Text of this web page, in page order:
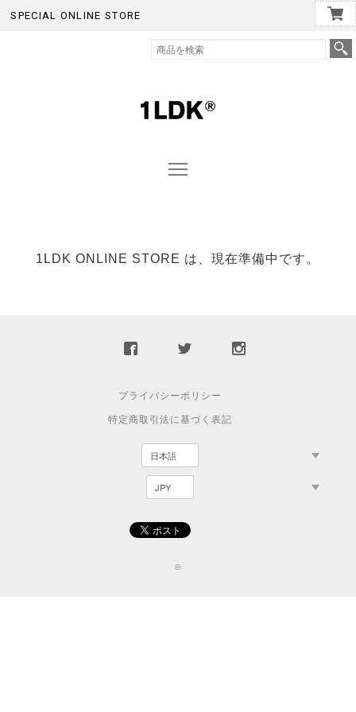
SPECIAL ONLINE STORE
1LDK ONLINE STORE は、現在準備中です。
プライバシーポリシー
特定商取引法に基づく表記
©